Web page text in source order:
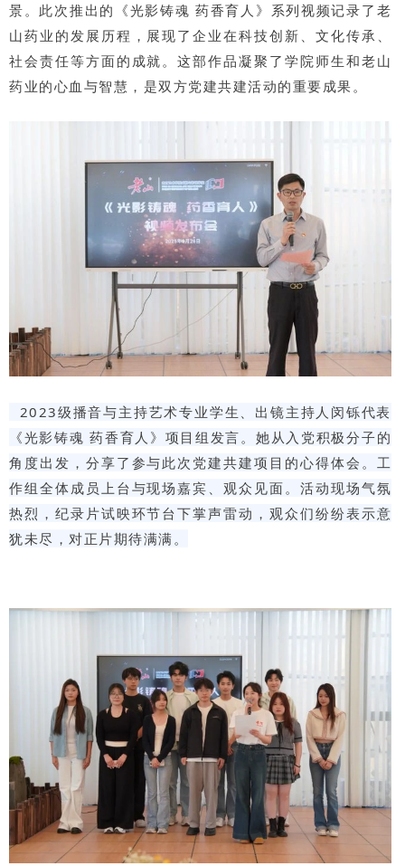
景。此次推出的《光影铸魂 药香育人》系列视频记录了老
山药业的发展历程，展现了企业在科技创新、文化传承、
社会责任等方面的成就。这部作品凝聚了学院师生和老山
药业的心血与智慧，是双方党建共建活动的重要成果。
2023级播音与主持艺术专业学生、出镜主持人闵铄代表
《光影铸魂 药香育人》项目组发言。她从入党积极分子的
角度出发，分享了参与此次党建共建项目的心得体会。工
作组全体成员上台与现场嘉宾、观众见面。活动现场气氛
热烈，纪录片试映环节台下掌声雷动，观众们纷纷表示意
犹未尽，对正片期待满满。